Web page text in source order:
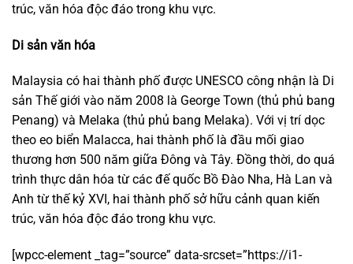
trúc, văn hóa độc đáo trong khu vực.
Di sản văn hóa
Malaysia có hai thành phố được UNESCO công nhận là Di
sản Thế giới vào năm 2008 là George Town (thủ phủ bang
Penang) và Melaka (thủ phủ bang Melaka). Với vị trí dọc
theo eo biển Malacca, hai thành phố là đầu mối giao
thương hơn 500 năm giữa Đông và Tây. Đồng thời, do quá
trình thực dân hóa từ các đế quốc Bồ Đào Nha, Hà Lan và
Anh từ thế kỷ XVI, hai thành phố sở hữu cảnh quan kiến
trúc, văn hóa độc đáo trong khu vực.
[wpcc-element _tag=”source” data-srcset=”https://i1-